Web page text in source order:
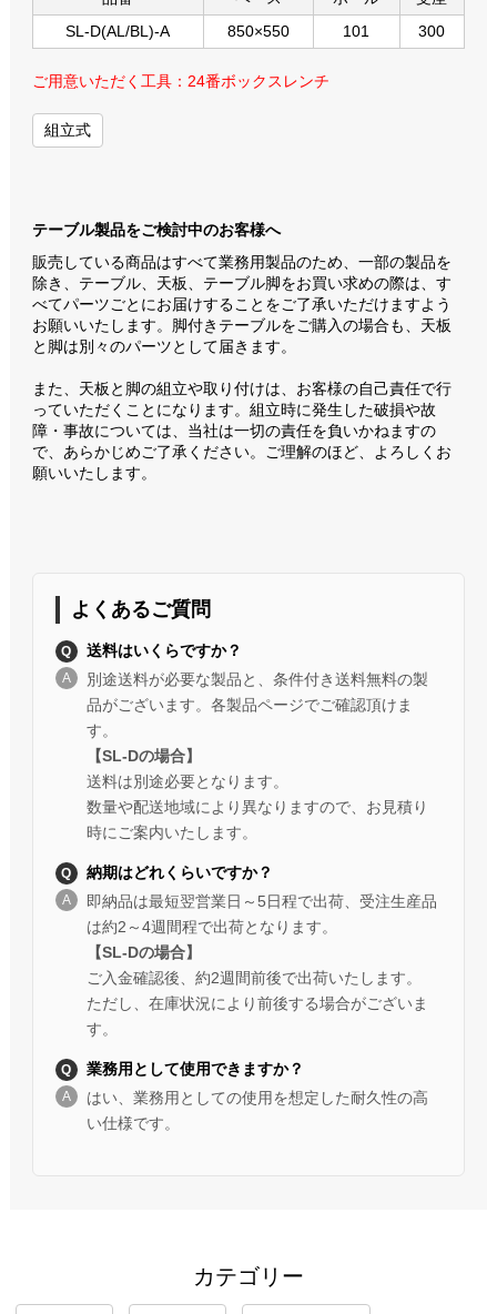
SL-D(AL/BL)-A
850×550 101 300
ご用意いただく工具：24番ボックスレンチ
組立式
テーブル製品をご検討中のお客様へ
販売している商品はすべて業務用製品のため、一部の製品を
除き、テーブル、天板、テーブル脚をお買い求めの際は、す
べてパーツごとにお届けすることをご了承いただけますよう
お願いいたします。脚付きテーブルをご購入の場合も、天板
と脚は別々のパーツとして届きます。
また、天板と脚の組立や取り付けは、お客様の自己責任で行
っていただくことになります。組立時に発生した破損や故
障・事故については、当社は一切の責任を負いかねますの
で、あらかじめご了承ください。ご理解のほど、よろしくお
願いいたします。
よくあるご質問
送料はいくらですか？
別途送料が必要な製品と、条件付き送料無料の製
品がございます。各製品ページでご確認頂けま
す。
【SL-Dの場合】
送料は別途必要となります。
数量や配送地域により異なりますので、お見積り
時にご案内いたします。
納期はどれくらいですか？
即納品は最短翌営業日～5日程で出荷、受注生産品
は約2～4週間程で出荷となります。
【SL-Dの場合】
ご入金確認後、約2週間前後で出荷いたします。
ただし、在庫状況により前後する場合がございま
す。
業務用として使用できますか？
はい、業務用としての使用を想定した耐久性の高
い仕様です。
カテゴリー